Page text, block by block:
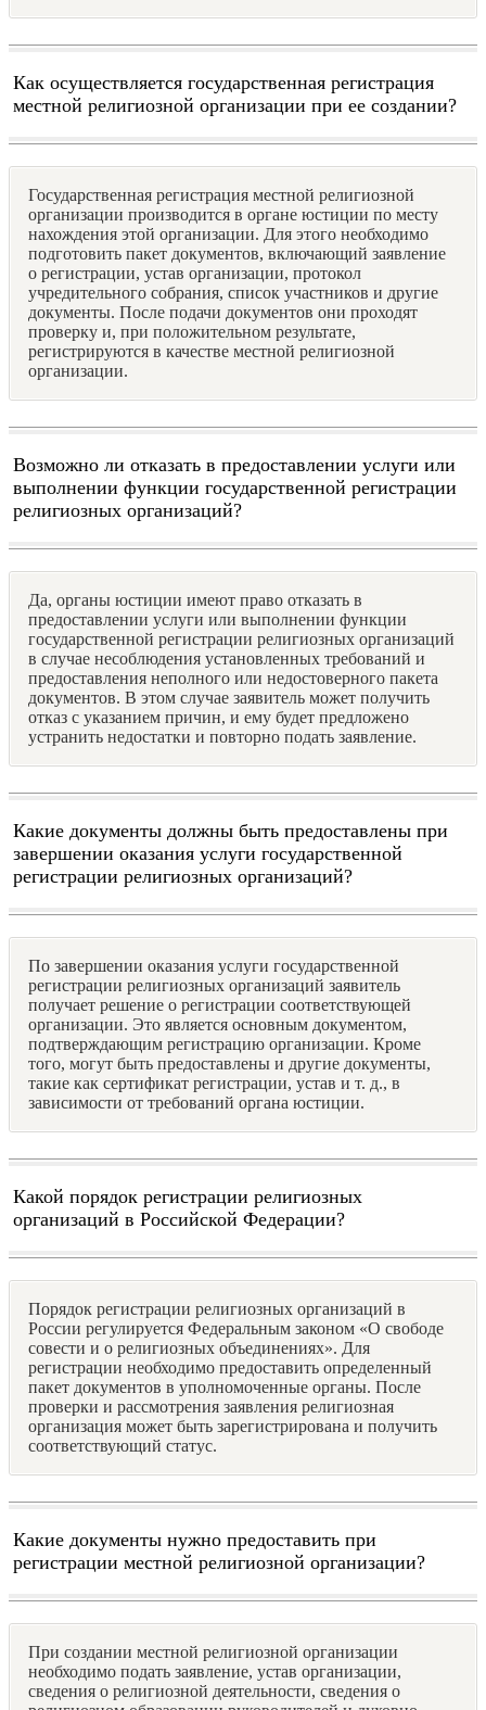
Как осуществляется государственная регистрация
местной религиозной организации при ее создании?
Государственная регистрация местной религиозной
организации производится в органе юстиции по месту
нахождения этой организации. Для этого необходимо
подготовить пакет документов, включающий заявление
о регистрации, устав организации, протокол
учредительного собрания, список участников и другие
документы. После подачи документов они проходят
проверку и, при положительном результате,
регистрируются в качестве местной религиозной
организации.
Возможно ли отказать в предоставлении услуги или
выполнении функции государственной регистрации
религиозных организаций?
Да, органы юстиции имеют право отказать в
предоставлении услуги или выполнении функции
государственной регистрации религиозных организаций
в случае несоблюдения установленных требований и
предоставления неполного или недостоверного пакета
документов. В этом случае заявитель может получить
отказ с указанием причин, и ему будет предложено
устранить недостатки и повторно подать заявление.
Какие документы должны быть предоставлены при
завершении оказания услуги государственной
регистрации религиозных организаций?
По завершении оказания услуги государственной
регистрации религиозных организаций заявитель
получает решение о регистрации соответствующей
организации. Это является основным документом,
подтверждающим регистрацию организации. Кроме
того, могут быть предоставлены и другие документы,
такие как сертификат регистрации, устав и т. д., в
зависимости от требований органа юстиции.
Какой порядок регистрации религиозных
организаций в Российской Федерации?
Порядок регистрации религиозных организаций в
России регулируется Федеральным законом «О свободе
совести и о религиозных объединениях». Для
регистрации необходимо предоставить определенный
пакет документов в уполномоченные органы. После
проверки и рассмотрения заявления религиозная
организация может быть зарегистрирована и получить
соответствующий статус.
Какие документы нужно предоставить при
регистрации местной религиозной организации?
При создании местной религиозной организации
необходимо подать заявление, устав организации,
сведения о религиозной деятельности, сведения о